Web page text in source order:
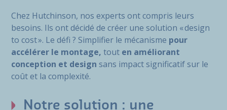
Chez Hutchinson, nos experts ont compris leurs
besoins. Ils ont décidé de créer une solution « design
to cost ». Le défi ? Simplifier le mécanisme pour
accélérer le montage, tout en améliorant
conception et design sans impact significatif sur le
coût et la complexité.
Notre solution : une